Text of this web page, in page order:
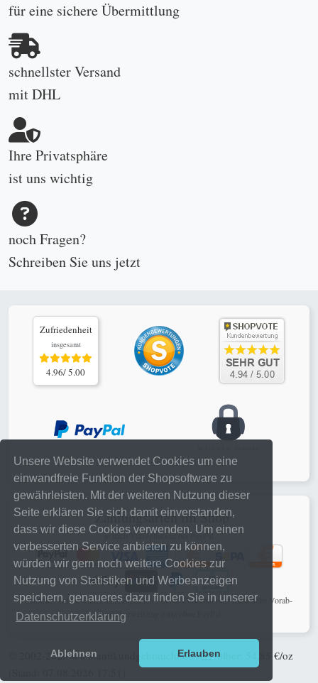
Unsere Website verwendet Cookies um eine
einwandfreie Funktion der Shopsoftware zu
gewährleisten. Mit der weiteren Nutzung dieser
Seite erklären Sie sich damit einverstanden,
dass wir diese Cookies verwenden. Um einen
verbesserten Service anbieten zu können,
würden wir gern noch weitere Cookies zur
Nutzung von Statistiken und Werbeanzeigen
speichern, genaueres dazu finden Sie in unserer
Datenschutzerklärung
Ablehnen Erlauben
für eine sichere Übermittlung
schnellster Versand
mit DHL
Ihre Privatsphäre
ist uns wichtig
noch Fragen?
Schreiben Sie uns jetzt
Zufriedenheit
insgesamt
4.96/ 5.00
Zahlungsarten im Shop
je nach Verfügbarkeit bei PayPal
schnelle, sichere online Zahlungen mit PayPal Checkout oder klassische Vorab-
Banküberweisung ganz ohne PayPal
© 2002-2026www.antikundgebraucht.de |
Silber: 54,85 €/oz